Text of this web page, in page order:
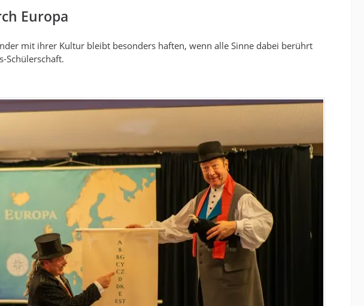
Europa
mit ihrer Kultur bleibt besonders haften, wenn alle Sinne dabei berührt
Schülerschaft.